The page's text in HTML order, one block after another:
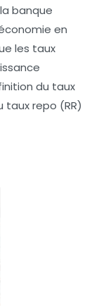
banque
en
les taux
du taux
repo (RR)